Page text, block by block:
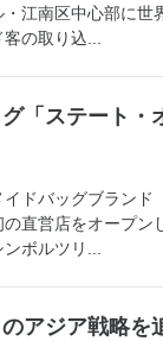
江南区中心部に
の取り込...
「ステート
ドバッグブランド
直営店をオープ
ボルツリ...
のアジア戦略